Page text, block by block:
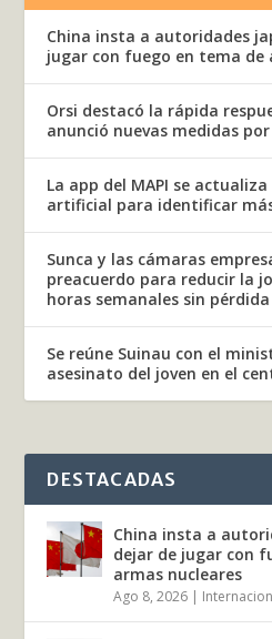
China insta a autoridades
jugar con fuego en tema de
Orsi destacó la rápida
anunció nuevas medidas
La app del MAPI se
artificial para identificar
Sunca y las cámaras
preacuerdo para reducir la
horas semanales sin
Se reúne Suinau con el
asesinato del joven en el
DESTACADAS
China insta a
dejar de jugar con
armas nucleares
Ago 8, 2026 |